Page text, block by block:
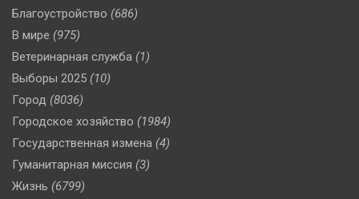
Благоустройство (686)
В мире (975)
Ветеринарная служба (1)
Выборы 2025 (10)
Город (8036)
Городское хозяйство (1984)
Государственная измена (4)
Гуманитарная миссия (3)
Жизнь (6799)